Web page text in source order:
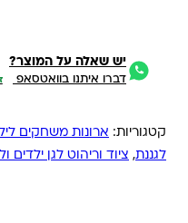
יש שאלה על המוצר?
דברו איתנו בוואטסאפ
קטגוריות:ארונות משחקים
לגננת,ציוד וריהוט לגן ילדים